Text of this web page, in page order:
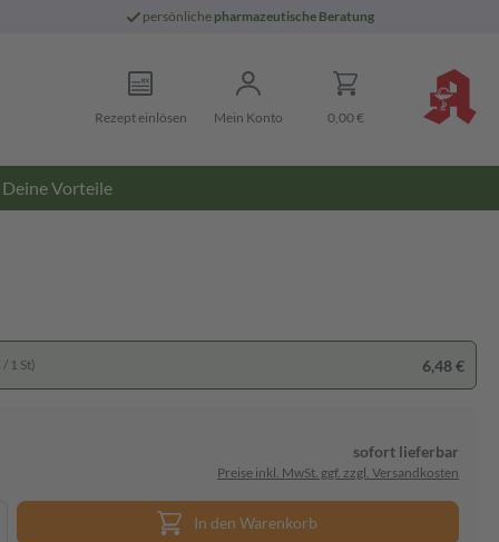
persönliche pharmazeutische Beratung
Rezept einlösen Mein Konto 0,00 €
Deine Vorteile
1 St) 6,48 €
sofort lieferbar
Preise inkl. MwSt. ggf. zzgl. Versandkosten
In den Warenkorb